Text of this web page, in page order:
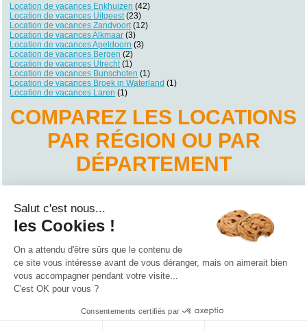
Location de vacances Enkhuizen (42)
Location de vacances Uitgeest(23)
Location de vacances Zandvoort(12)
Location de vacances Alkmaar (3)
Location de vacances Apeldoorn (3)
Location de vacances Bergen (2)
Location de vacances Utrecht(1)
Location de vacances Bunschoten (1)
Location de vacances Broek in Waterland (1)
Location de vacances Laren (1)
COMPAREZ LES LOCATIONS
PAR RÉGION OU PAR
DÉPARTEMENT
Location de vacances Gelderland
Location de vacances Groningen
Location de vacances Hollande-Méridionale
Location de vacances Overijssel
Location de vacances Utrecht
Qui sommes nous ? |Contactez-nous
Salut c'est nous...
les Cookies !
On a attendu d'être sûrs que le contenu de
ce site vous intéresse avant de vous déranger, mais on aimerait bien
vous accompagner pendant votre visite...
C'est OK pour vous ?
Consentements certifiés par